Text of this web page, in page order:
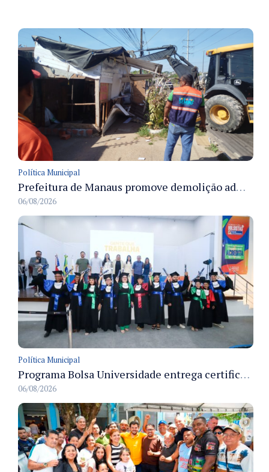
Política Municipal
Prefeitura de Manaus promove demolição administrativa de cinco estruturas que ocupavam calçada pública
06/08/2026
Política Municipal
Programa Bolsa Universidade entrega certificados a formandos em Manaus na sede do Executivo municipal
06/08/2026